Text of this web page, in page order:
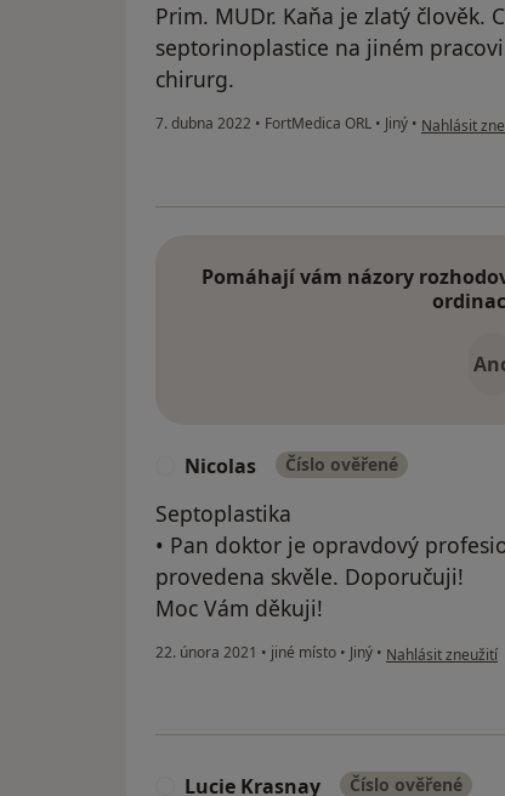
Prim. MUDr. Kaňa je zlatý
septorinoplastice na jiném
chirurg.
7. dubna 2022 • FortMedica ORL • Jiný • podle
Nahlásit
Pomáhají vám názory
Nicolas Číslo ověřené
Septoplastika
• Pan doktor je opravdový
provedena skvěle. Doporučuji!
Moc Vám děkuji!
22. února 2021 • jiné místo • Jiný • podle názoru
Nahlásit zneužití
Lucie Krasnay Číslo ověřené